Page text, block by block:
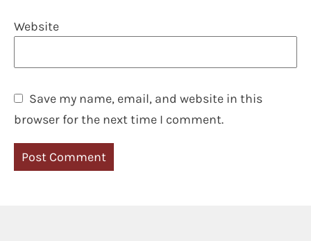
Website
Save my name, email, and website in this
browser for the next time I comment.